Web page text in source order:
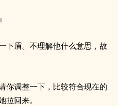
下眉。不理解他什么意思，故
你调整一下，比较符合现在的
回来。